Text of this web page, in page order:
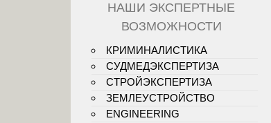
НАШИ ЭКСПЕРТНЫЕ
ВОЗМОЖНОСТИ
КРИМИНАЛИСТИКА
СУДМЕДЭКСПЕРТИЗА
СТРОЙЭКСПЕРТИЗА
ЗЕМЛЕУСТРОЙСТВО
ENGINEERING